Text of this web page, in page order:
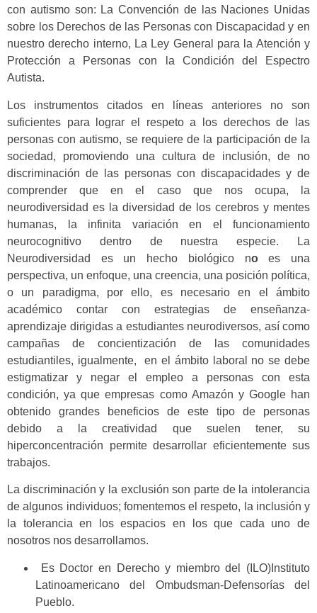
con autismo son: La Convención de las Naciones Unidas
sobre los Derechos de las Personas con Discapacidad y en
nuestro derecho interno, La Ley General para la Atención y
Protección a Personas con la Condición del Espectro
Autista.
Los instrumentos citados en líneas anteriores no son
suficientes para lograr el respeto a los derechos de las
personas con autismo, se requiere de la participación de la
sociedad, promoviendo una cultura de inclusión, de no
discriminación de las personas con discapacidades y de
comprender que en el caso que nos ocupa, la
neurodiversidad es la diversidad de los cerebros y mentes
humanas, la infinita variación en el funcionamiento
neurocognitivo dentro de nuestra especie. La
Neurodiversidad es un hecho biológico noes una
perspectiva, un enfoque, una creencia, una posición política,
o un paradigma, por ello, es necesario en el ámbito
académico contar con estrategias de enseñanza-
aprendizaje dirigidas a estudiantes neurodiversos, así como
campañas de concientización de las comunidades
estudiantiles, igualmente, en el ámbito laboral no se debe
estigmatizar y negar el empleo a personas con esta
condición, ya que empresas como Amazón y Google han
obtenido grandes beneficios de este tipo de personas
debido a la creatividad que suelen tener, su
hiperconcentración permite desarrollar eficientemente sus
trabajos.
La discriminación y la exclusión son parte de la intolerancia
de algunos individuos; fomentemos el respeto, la inclusión y
la tolerancia en los espacios en los que cada uno de
nosotros nos desarrollamos.
Es Doctor en Derecho y miembro del (ILO)Instituto
Latinoamericano del Ombudsman-Defensorías del
Pueblo.